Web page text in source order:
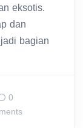
eksotis.
dan
bagian
0